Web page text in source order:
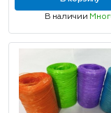
В наличии